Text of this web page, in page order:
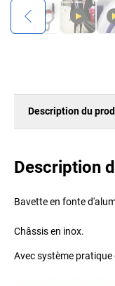
Description du
Description
Bavette en fonte
Châssis en inox.
Avec système